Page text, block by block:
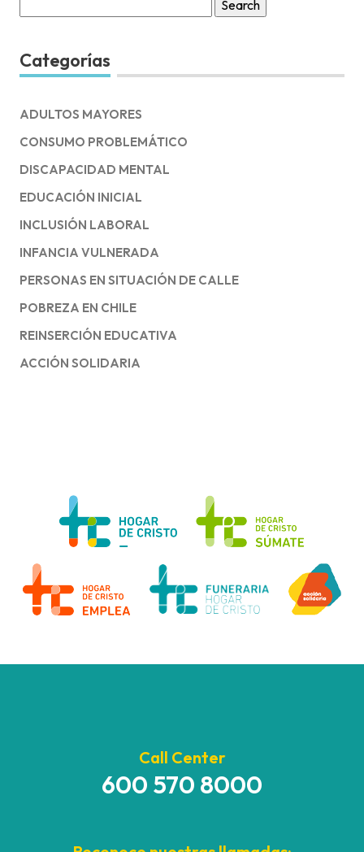
for:
Categorías
ADULTOS MAYORES
CONSUMO PROBLEMÁTICO
DISCAPACIDAD MENTAL
EDUCACIÓN INICIAL
INCLUSIÓN LABORAL
INFANCIA VULNERADA
PERSONAS EN SITUACIÓN DE CALLE
POBREZA EN CHILE
REINSERCIÓN EDUCATIVA
ACCIÓN SOLIDARIA
Call Center
600 570 8000